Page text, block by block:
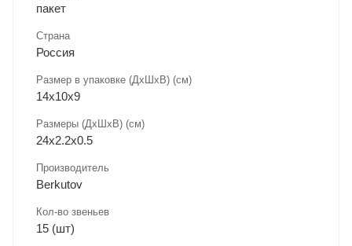
пакет
Страна
Россия
Размер в упаковке (ДхШxВ) (см)
14х10х9
Размеры (ДxШxВ) (см)
24х2.2х0.5
Производитель
Berkutov
Кол-во звеньев
15 (шт)